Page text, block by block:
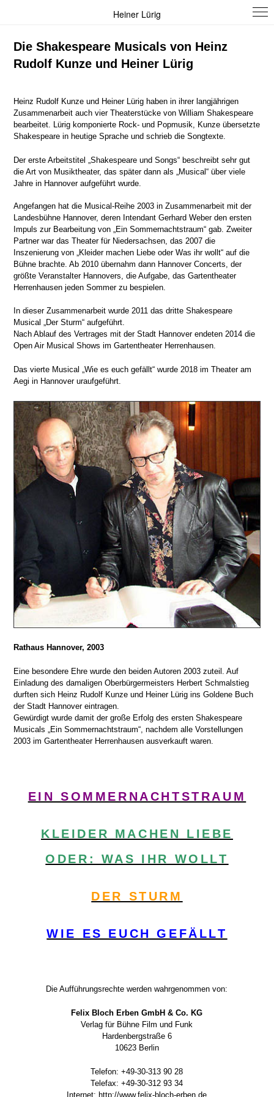
Heiner Lürig
Die Shakespeare Musicals von Heinz
Rudolf Kunze und Heiner Lürig
Heinz Rudolf Kunze und Heiner Lürig haben in ihrer langjährigen
Zusammenarbeit auch vier Theaterstücke von William Shakespeare
bearbeitet. Lürig komponierte Rock- und Popmusik, Kunze übersetzte
Shakespeare in heutige Sprache und schrieb die Songtexte.
Der erste Arbeitstitel „Shakespeare und Songs“ beschreibt sehr gut
die Art von Musiktheater, das später dann als „Musical“über viele
Jahre in Hannover aufgeführt wurde.
Angefangen hat die Musical-Reihe 2003 in Zusammenarbeit mit der
Landesbühne Hannover, deren Intendant Gerhard Weber den ersten
Impuls zur Bearbeitung von „Ein Sommernachtstraum“ gab.Zweiter
Partner war das Theater für Niedersachsen, das 2007 die
Inszenierung von „Kleider machen Liebe oder Was ihr wollt“ auf die
Bühne brachte. Ab 2010 übernahm dann Hannover Concerts, der
größte Veranstalter Hannovers,die Aufgabe, das Gartentheater
Herrenhausen jeden Sommer zu bespielen.
In dieser Zusammenarbeit wurde 2011 das dritte Shakespeare
Musical „Der Sturm“ aufgeführt.
Nach Ablauf des Vertrages mit der Stadt Hannover endeten 2014 die
Open Air Musical Shows im Gartentheater Herrenhausen.
Das vierte Musical „Wie es euch gefällt“ wurde 2018 im Theater am
Aegi in Hannover uraufgeführt.
Rathaus Hannover, 2003
Eine besondere Ehre wurde den beiden Autoren 2003 zuteil. Auf
Einladung des damaligen Oberbürgermeisters Herbert Schmalstieg
durften sich Heinz Rudolf Kunze und Heiner Lürig ins Goldene Buch
der Stadt Hannover eintragen.
Gewürdigt wurde damit der große Erfolg des ersten Shakespeare
Musicals „Ein Sommernachtstraum“, nachdem alle Vorstellungen
2003 im Gartentheater Herrenhausen ausverkauft waren.
EIN SOMMERNACHTSTRAUM
KLEIDER MACHEN LIEBE
ODER: WAS IHR WOLLT
DER STURM
WIE ES EUCH GEFÄLLT
Die Aufführungsrechte werden wahrgenommen von:
Felix Bloch Erben GmbH & Co. KG
Verlag für Bühne Film und Funk
Hardenbergstraße 6
10623 Berlin
Telefon: +49-30-313 90 28
Telefax: +49-30-312 93 34
Internet: http://www.felix-bloch-erben.de